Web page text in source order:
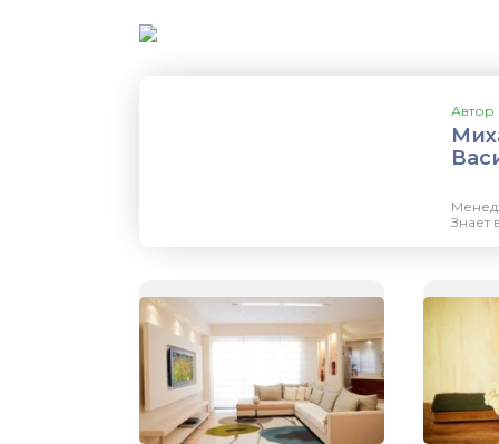
Автор
Знает